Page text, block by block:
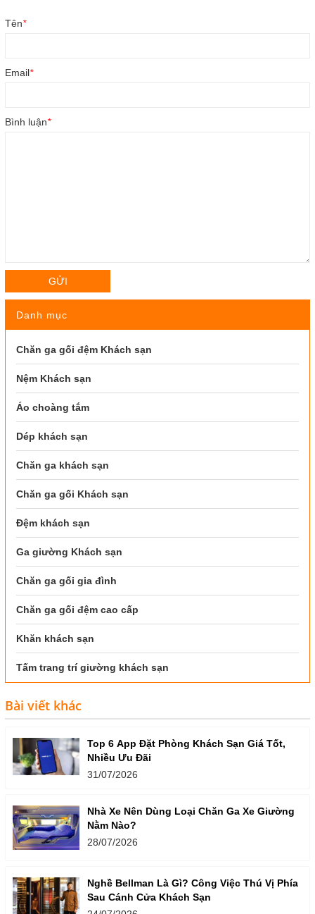
Tên*
Email*
Bình luận*
GỬI
Danh mục
Chăn ga gối đệm Khách sạn
Nệm Khách sạn
Áo choàng tắm
Dép khách sạn
Chăn ga khách sạn
Chăn ga gối Khách sạn
Đệm khách sạn
Ga giường Khách sạn
Chăn ga gối gia đình
Chăn ga gối đệm cao cấp
Khăn khách sạn
Tấm trang trí giường khách sạn
Bài viết khác
Top 6 App Đặt Phòng Khách Sạn Giá Tốt,
Nhiều Ưu Đãi
31/07/2026
Nhà Xe Nên Dùng Loại Chăn Ga Xe Giường
Nằm Nào?
28/07/2026
Nghề Bellman Là Gì? Công Việc Thú Vị Phía
Sau Cánh Cửa Khách Sạn